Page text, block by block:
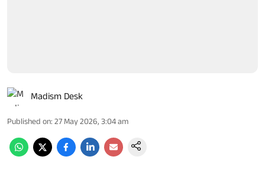
Madism Desk
Published on: 27 May 2026, 3:04 am